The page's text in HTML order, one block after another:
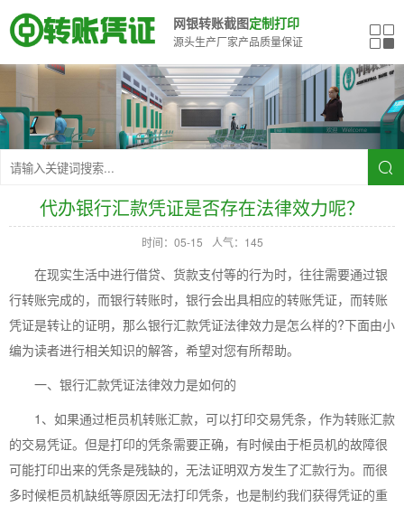
网银转账截图定制打印
源头生产厂家产品质量保证
代办银行汇款凭证是否存在法律效力呢？
时间：05-15 人气：145
在现实生活中进行借贷、货款支付等的行为时，往往需要通过银
行转账完成的，而银行转账时，银行会出具相应的转账凭证，而转账
凭证是转让的证明，那么银行汇款凭证法律效力是怎么样的?下面由小
编为读者进行相关知识的解答，希望对您有所帮助。
一、银行汇款凭证法律效力是如何的
1、如果通过柜员机转账汇款，可以打印交易凭条，作为转账汇款
的交易凭证。但是打印的凭条需要正确，有时候由于柜员机的故障很
可能打印出来的凭条是残缺的，无法证明双方发生了汇款行为。而很
多时候柜员机缺纸等原因无法打印凭条，也是制约我们获得凭证的重